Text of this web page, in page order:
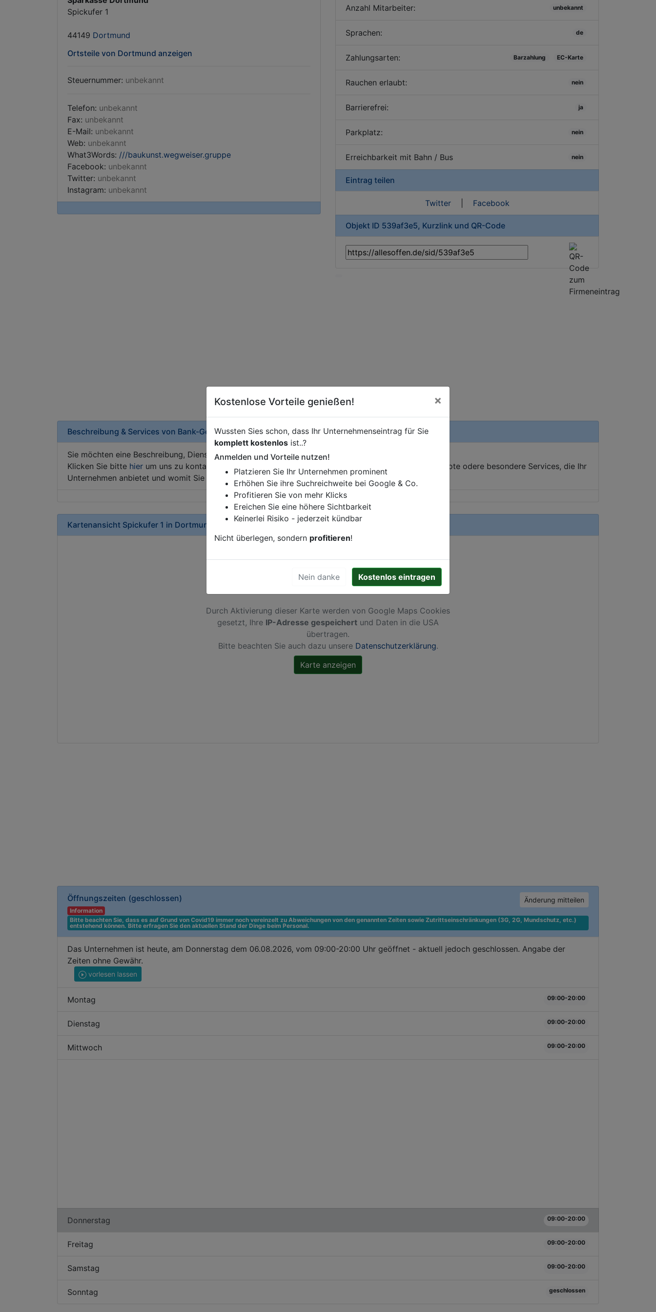
Spickufer 1
44149 Dortmund
Ortsteile von Dortmund anzeigen
Steuernummer: unbekannt
Telefon: unbekannt
Fax: unbekannt
E-Mail: unbekannt
Web: unbekannt
What3Words: ///baukunst.wegweiser.gruppe
Facebook: unbekannt
Twitter: unbekannt
Instagram: unbekannt
Öffnungszeiten (geschlossen) Änderung mitteilen
Information
Bitte beachten Sie, dass es auf Grund von Covid19 immer noch vereinzelt zu Abweichungen von den genannten Zeiten sowie Zutrittseinschränkungen (3G, 2G, Mundschutz, etc.)
entstehend können. Bitte erfragen Sie den aktuellen Stand der Dinge beim Personal.
Das Unternehmen ist heute, am Donnerstag dem 06.08.2026, vom 09:00-20:00 Uhr geöffnet - aktuell jedoch geschlossen. Angabe der
Zeiten ohne Gewähr.
vorlesen lassen
Montag 09:00-20:00
Dienstag 09:00-20:00
Mittwoch 09:00-20:00
Donnerstag 09:00-20:00
Freitag 09:00-20:00
Samstag 09:00-20:00
Sonntag geschlossen
Anzahl Mitarbeiter: unbekannt
Sprachen: de
Zahlungsarten: Barzahlung EC-Karte
Rauchen erlaubt: nein
Barrierefrei: ja
Parkplatz: nein
Erreichbarkeit mit Bahn / Bus nein
Eintrag teilen
Twitter| Facebook
Objekt ID 539af3e5, Kurzlink und QR-Code
Beschreibung & Services von Bank-Geldinstitut
Sie möchten eine Beschreibung, Dienstleistung oder andere relevante Informationen hinzufügen?
Klicken Sie bitte hier um uns zu kontaktieren. Gerne erweitern wir Ihren Firmeneintrag um Sonderangebote odere besondere Services, die Ihr
Unternehmen anbietet und womit Sie sich von Ihren Wettbewerbern abheben.
Kartenansicht Spickufer 1 in Dortmund
Durch Aktivierung dieser Karte werden von Google Maps Cookies
gesetzt, Ihre IP-Adresse gespeichert und Daten in die USA
übertragen.
Bitte beachten Sie auch dazu unsere Datenschutzerklärung.
Kostenlose Vorteile genießen! ×
Wussten Sies schon, dass Ihr Unternehmenseintrag für Sie
komplett kostenlos ist..?
Anmelden und Vorteile nutzen!
Platzieren Sie Ihr Unternehmen prominent
Erhöhen Sie ihre Suchreichweite bei Google & Co.
Profitieren Sie von mehr Klicks
Ereichen Sie eine höhere Sichtbarkeit
Keinerlei Risiko - jederzeit kündbar
Nicht überlegen, sondern profitieren!
Nein danke Kostenlos eintragen